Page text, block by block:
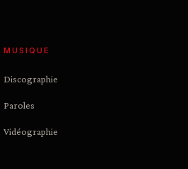
MUSIQUE
Discographie
Paroles
Vidéographie